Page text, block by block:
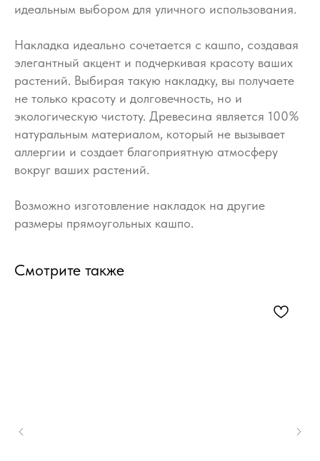
идеальным выбором для уличного использования.
Накладка идеально сочетается с кашпо, создавая
элегантный акцент и подчеркивая красоту ваших
растений. Выбирая такую накладку, вы получаете
не только красоту и долговечность, но и
экологическую чистоту. Древесина является 100%
натуральным материалом, который не вызывает
аллергии и создает благоприятную атмосферу
вокруг ваших растений.
Возможно изготовление накладок на другие
размеры прямоугольных кашпо.
Смотрите также